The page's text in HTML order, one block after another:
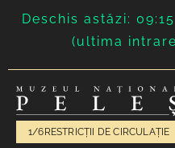
Deschis astăzi:
(ultima
1/6 RESTRICȚII DE CIRCULAȚIE